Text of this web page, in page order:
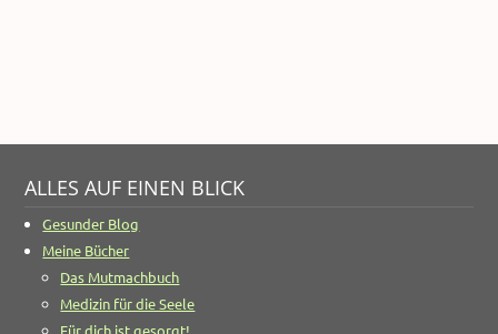
ALLES AUF EINEN BLICK
Gesunder Blog
Meine Bücher
Das Mutmachbuch
Medizin für die Seele
Für dich ist gesorgt!